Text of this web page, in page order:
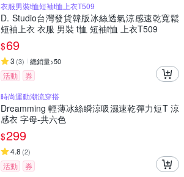
衣服男裝t恤短袖t恤上衣T509
D. Studio台灣發貨韓版冰絲透氣涼感速乾寬鬆
短袖上衣 衣服 男裝 t恤 短袖t恤 上衣T509
$69
3 (3) 總銷量>50
活動
券
時尚運動潮流穿搭
Dreamming 輕薄冰絲瞬涼吸濕速乾彈力短T 涼
感衣 字母-共六色
$299
4.8 (2)
活動
券